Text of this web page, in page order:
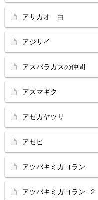
アサガオ 白
アジサイ
アスパラガスの仲間
アズマギク
アゼガヤツリ
アセビ
アツバキミガヨラン
アツバキミガヨラン−２